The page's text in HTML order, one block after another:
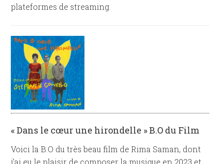
plateformes de streaming.
« Dans le cœur une hirondelle » B.O du Film
Voici la B.O du très beau film de Rima Saman, dont
j’ai eu le plaisir de composer la musique en 2023 et